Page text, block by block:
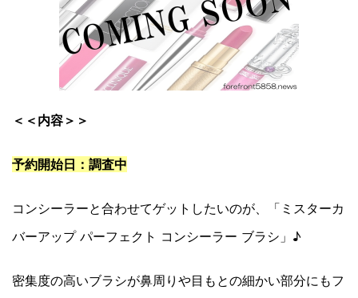
＜＜内容＞＞
予約開始日：調査中
コンシーラーと合わせてゲットしたいのが、「ミスターカ
バーアップ パーフェクト コンシーラー ブラシ」♪
密集度の高いブラシが鼻周りや目もとの細かい部分にもフ